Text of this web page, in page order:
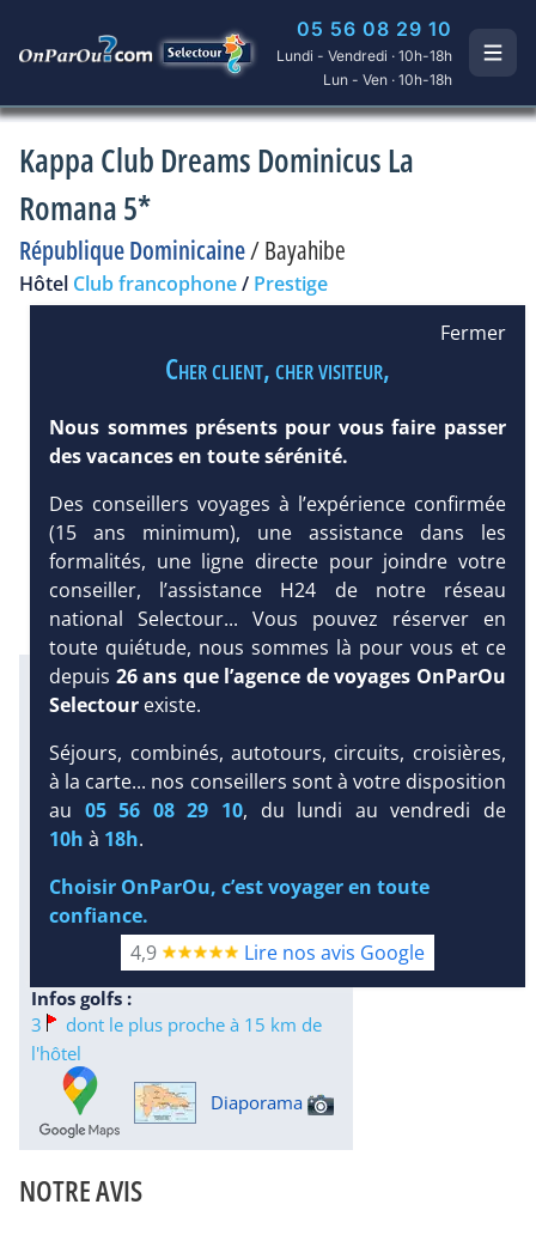
05 56 08 29 10
Lundi - Vendredi · 10h-18h
Lun - Ven · 10h-18h
Kappa Club Dreams Dominicus La
Romana 5*
République Dominicaine/Bayahibe
Hôtel Club francophone/ Prestige
D’INFORMATIONS
RÉSERVATION
Excursions en petit comité avec
notre partenaire Dominican
Infos météo :
31 °C 185 mm
30 °C
Infos plages :
Longueur:
Équipement :
Tx:50 % Tx :73 %
Infos golfs :
3
dont le plus proche à 15 km de
l'hôtel
Diaporama
NOTRE AVIS
Fermer
Cher client, cher visiteur,
Nous sommes présents pour vous faire passer
des vacances en toute sérénité.
Des conseillers voyages à l’expérience confirmée
(15 ans minimum), une assistance dans les
formalités, une ligne directe pour joindre votre
conseiller, l’assistance H24 de notre réseau
national Selectour... Vous pouvez réserver en
toute quiétude, nous sommes là pour vous et ce
depuis 26 ans que l’agence de voyages OnParOu
Selectour existe.
Séjours, combinés, autotours, circuits, croisières,
à la carte... nos conseillers sont à votre disposition
au 05 56 08 29 10, du lundi au vendredi de
10h à 18h.
Choisir OnParOu, c’est voyager en toute
confiance.
4,9
Lire nos avis Google